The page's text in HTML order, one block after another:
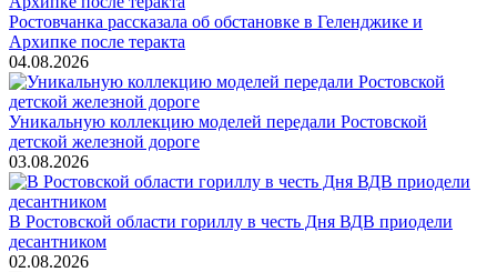
Ростовчанка рассказала об обстановке в Геленджике и
Архипке после теракта
04.08.2026
Уникальную коллекцию моделей передали Ростовской
детской железной дороге
03.08.2026
В Ростовской области гориллу в честь Дня ВДВ приодели
десантником
02.08.2026